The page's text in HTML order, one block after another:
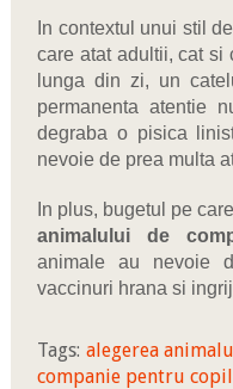
In contextul unui stil
care atat adultii, cat si
lunga din zi, un
permanenta atentie
degraba o pisica
nevoie de prea multa
In plus, bugetul pe
animalului de
animale au nevoie
vaccinuri hrana si
Tags: alegerea
companie pentru copil